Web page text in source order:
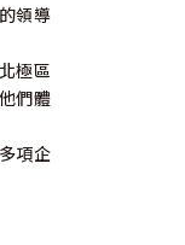
領導
極區
們體
項企